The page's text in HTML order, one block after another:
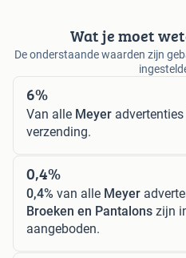
Wat je moet
De onderstaande waarden zijn
6%
Van alle Meyer
verzending.
0,4%
0,4% van alle Meyer
Broeken en Pantalons zijn
aangeboden.